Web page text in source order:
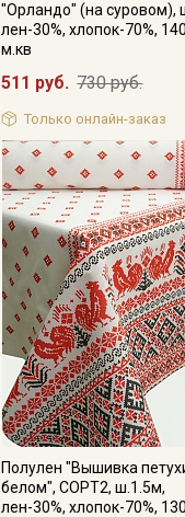
"Орландо" (на суровом),
лен-30%, хлопок-70%,
м.кв
511 руб. 730 руб.
Только онлайн-заказ
Полулен "Вышивка
белом", СОРТ2, ш.1.5м,
лен-30%, хлопок-70%,